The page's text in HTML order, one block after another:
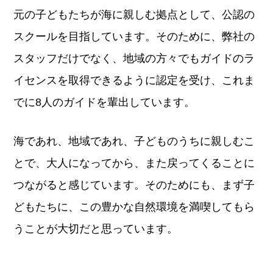
元の子どもたちが海に親しむ拠点として、公認の
スクールを目指しています。そのために、弊社の
スタッフだけでなく、地域の方々でもガイドのラ
イセンスを取得できるように認定を受け、これま
でに8人のガイドを輩出しています。
海であれ、地域であれ、子どものうちに親しむこ
とで、大人になってから、また戻ってくることに
つながると感じています。そのためにも、まず子
どもたちに、この豊かな自然環境を満喫してもら
うことが大切だと思っています。